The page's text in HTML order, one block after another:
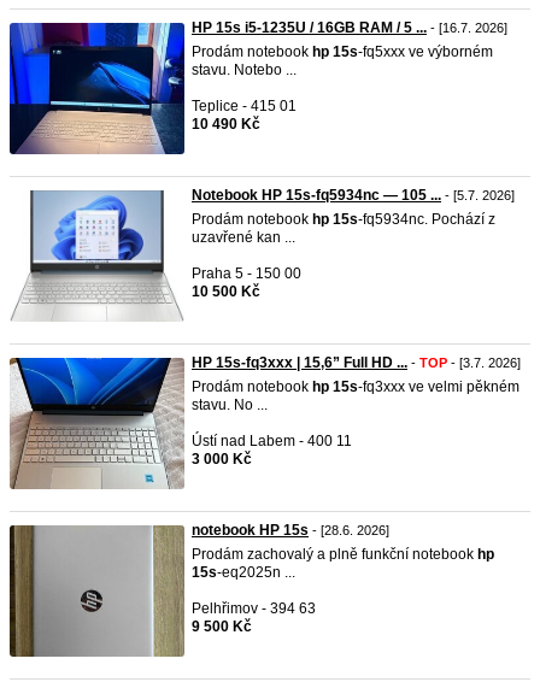
HP 15s i5-1235U / 16GB RAM / 5 ... - [16.7. 2026]
Prodám notebook hp 15s-fq5xxx ve výborném
stavu. Notebo ...
Teplice - 415 01
10 490 Kč
Notebook HP 15s-fq5934nc — 105 ... - [5.7. 2026]
Prodám notebook hp 15s-fq5934nc. Pochází z
uzavřené kan ...
Praha 5 - 150 00
10 500 Kč
HP 15s-fq3xxx | 15,6” Full HD ... - TOP - [3.7. 2026]
Prodám notebook hp 15s-fq3xxx ve velmi pěkném
stavu. No ...
Ústí nad Labem - 400 11
3 000 Kč
notebook HP 15s - [28.6. 2026]
Prodám zachovalý a plně funkční notebook hp
15s-eq2025n ...
Pelhřimov - 394 63
9 500 Kč